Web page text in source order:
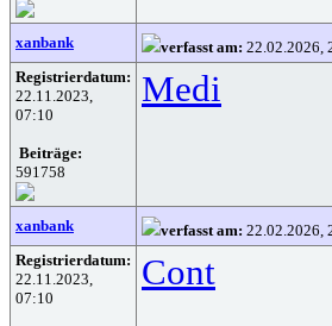
xanbank verfasst am: 22.02.2026,
Registrierdatum:
22.11.2023,
07:10
Beiträge:
591758
Medi
xanbank verfasst am: 22.02.2026,
Registrierdatum:
22.11.2023,
07:10
Cont